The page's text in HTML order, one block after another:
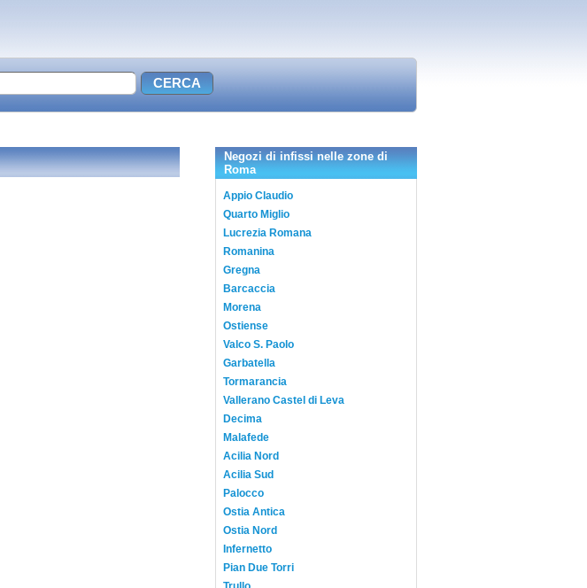
Negozi di infissi nelle zone di
Roma
Appio Claudio
Quarto Miglio
Lucrezia Romana
Romanina
Gregna
Barcaccia
Morena
Ostiense
Valco S. Paolo
Garbatella
Tormarancia
Vallerano Castel di Leva
Decima
Malafede
Acilia Nord
Acilia Sud
Palocco
Ostia Antica
Ostia Nord
Infernetto
Pian Due Torri